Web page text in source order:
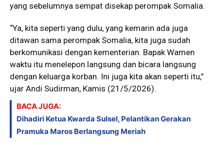
yang sebelumnya sempat disekap perompak Somalia.
“Ya, kita seperti yang dulu, yang kemarin ada juga
ditawan sama perompak Somalia, kita juga sudah
berkomunikasi dengan kementerian. Bapak Wamen
waktu itu menelepon langsung dan bicara langsung
dengan keluarga korban. Ini juga kita akan seperti itu,”
ujar Andi Sudirman, Kamis (21/5/2026).
BACA JUGA:
Dihadiri Ketua Kwarda Sulsel, Pelantikan Gerakan
Pramuka Maros Berlangsung Meriah